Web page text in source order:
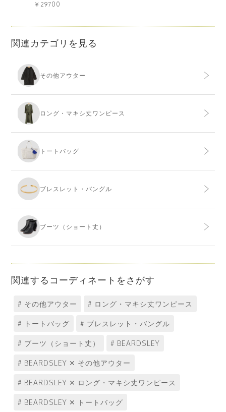
￥29700
関連カテゴリを見る
その他アウター
ロング・マキシ丈ワンピース
トートバッグ
ブレスレット・バングル
ブーツ（ショート丈）
関連するコーディネートをさがす
# その他アウター # ロング・マキシ丈ワンピース
# トートバッグ # ブレスレット・バングル
# ブーツ（ショート丈） # BEARDSLEY
# BEARDSLEY ✕ その他アウター
# BEARDSLEY ✕ ロング・マキシ丈ワンピース
# BEARDSLEY ✕ トートバッグ